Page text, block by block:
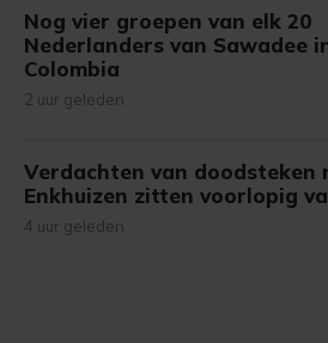
onze cookiepagina kun je ons
gemaakte keuze altijd wijzigen of
Nog vier groepen van elk 20
Nederlanders van Sawadee
Colombia
2 uur geleden
Verdachten van doodsteken
Enkhuizen zitten voorlopig
4 uur geleden